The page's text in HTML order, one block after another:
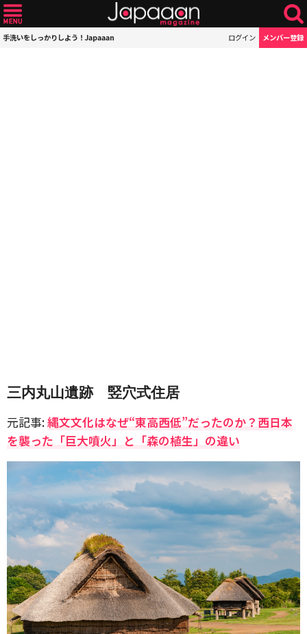
手洗いをしっかりしよう！Japaaan ログイン メンバー登録
三内丸山遺跡 竪穴式住居
元記事:縄文文化はなぜ“東高西低”だったのか？西日本
を襲った「巨大噴火」と「森の植生」の違い